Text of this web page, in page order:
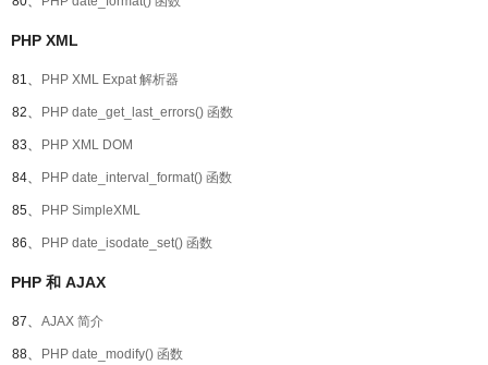
PHP XML
81、 PHP XML Expat 解析器
82、 PHP date_get_last_errors() 函数
83、 PHP XML DOM
84、 PHP date_interval_format() 函数
85、 PHP SimpleXML
86、 PHP date_isodate_set() 函数
PHP 和 AJAX
87、 AJAX 简介
88、 PHP date_modify() 函数